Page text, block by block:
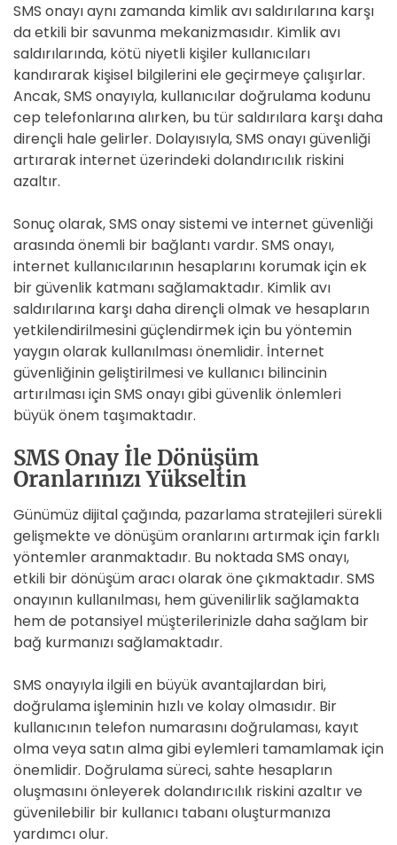
SMS onayı aynı zamanda kimlik avı saldırılarına karşı
da etkili bir savunma mekanizmasıdır. Kimlik avı
saldırılarında, kötü niyetli kişiler kullanıcıları
kandırarak kişisel bilgilerini ele geçirmeye çalışırlar.
Ancak, SMS onayıyla, kullanıcılar doğrulama kodunu
cep telefonlarına alırken, bu tür saldırılara karşı daha
dirençli hale gelirler. Dolayısıyla, SMS onayı güvenliği
artırarak internet üzerindeki dolandırıcılık riskini
azaltır.
Sonuç olarak, SMS onay sistemi ve internet güvenliği
arasında önemli bir bağlantı vardır. SMS onayı,
internet kullanıcılarının hesaplarını korumak için ek
bir güvenlik katmanı sağlamaktadır. Kimlik avı
saldırılarına karşı daha dirençli olmak ve hesapların
yetkilendirilmesini güçlendirmek için bu yöntemin
yaygın olarak kullanılması önemlidir. İnternet
güvenliğinin geliştirilmesi ve kullanıcı bilincinin
artırılması için SMS onayı gibi güvenlik önlemleri
büyük önem taşımaktadır.
SMS Onay İle Dönüşüm
Oranlarınızı Yükseltin
Günümüz dijital çağında, pazarlama stratejileri sürekli
gelişmekte ve dönüşüm oranlarını artırmak için farklı
yöntemler aranmaktadır. Bu noktada SMS onayı,
etkili bir dönüşüm aracı olarak öne çıkmaktadır. SMS
onayının kullanılması, hem güvenilirlik sağlamakta
hem de potansiyel müşterilerinizle daha sağlam bir
bağ kurmanızı sağlamaktadır.
SMS onayıyla ilgili en büyük avantajlardan biri,
doğrulama işleminin hızlı ve kolay olmasıdır. Bir
kullanıcının telefon numarasını doğrulaması, kayıt
olma veya satın alma gibi eylemleri tamamlamak için
önemlidir. Doğrulama süreci, sahte hesapların
oluşmasını önleyerek dolandırıcılık riskini azaltır ve
güvenilebilir bir kullanıcı tabanı oluşturmanıza
yardımcı olur.